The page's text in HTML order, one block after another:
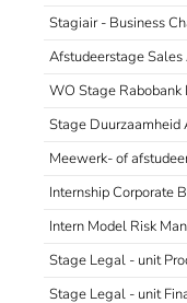
Stagiair - Business
Afstudeerstage Sales
WO Stage Rabobank
Stage Duurzaamheid
Meewerk- of
Internship Corporate
Intern Model Risk
Stage Legal - unit
Stage Legal - unit